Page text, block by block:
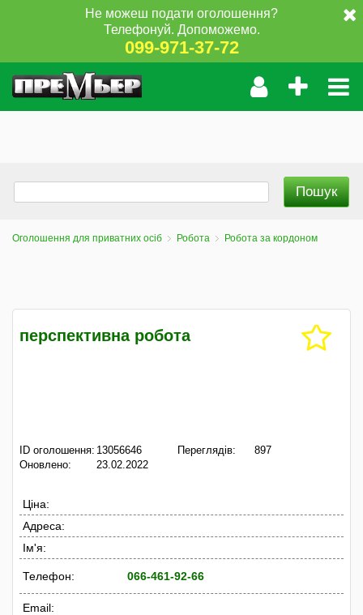
Не можеш подати оголошення?
Телефонуй. Допоможемо.
099-971-37-72
Оголошення для приватних осіб Робота Робота за кордоном
перспективна робота
ID оголошення: 13056646
Оновлено:
23.02.2022
Переглядів: 897
Ціна:
Адреса:
Ім'я:
Телефон: 066-461-92-66
Email: